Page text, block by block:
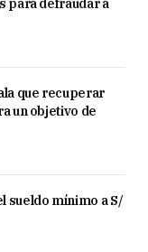
para defraudar a
que recuperar
un objetivo de
sueldo mínimo a S/